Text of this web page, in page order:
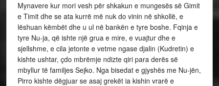
Mynavere kur mori vesh për shkakun e mungesës së Gimit
e Timit dhe se ata kurrë më nuk do vinin në shkollë, e
lëshuan këmbët dhe u ul në bankën e tyre boshe. Fqinja e
tyre Nu-ja, që ishte një grua e mire, e vuajtur dhe e
sjellshme, e cila jetonte e vetme ngase djalin (Kudretin) e
kishte ushtar, çdo mbrëmje ndizte qiri para derës së
mbyllur të familjes Sejko. Nga bisedat e gjyshës me Nu-jën,
Pirro kishte dëgjuar se asaj grekët ia kishin vrarë e